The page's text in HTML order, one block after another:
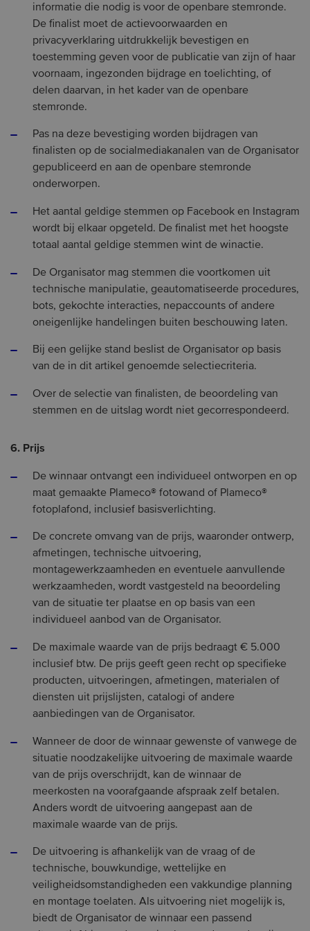
informatie die nodig is voor de openbare stemronde.
De finalist moet de actievoorwaarden en
privacyverklaring uitdrukkelijk bevestigen en
toestemming geven voor de publicatie van zijn of haar
voornaam, ingezonden bijdrage en toelichting, of
delen daarvan, in het kader van de openbare
stemronde.
Pas na deze bevestiging worden bijdragen van
finalisten op de socialmediakanalen van de Organisator
gepubliceerd en aan de openbare stemronde
onderworpen.
Het aantal geldige stemmen op Facebook en Instagram
wordt bij elkaar opgeteld. De finalist met het hoogste
totaal aantal geldige stemmen wint de winactie.
De Organisator mag stemmen die voortkomen uit
technische manipulatie, geautomatiseerde procedures,
bots, gekochte interacties, nepaccounts of andere
oneigenlijke handelingen buiten beschouwing laten.
Bij een gelijke stand beslist de Organisator op basis
van de in dit artikel genoemde selectiecriteria.
Over de selectie van finalisten, de beoordeling van
stemmen en de uitslag wordt niet gecorrespondeerd.
6. Prijs
De winnaar ontvangt een individueel ontworpen en op
maat gemaakte Plameco® fotowand of Plameco®
fotoplafond, inclusief basisverlichting.
De concrete omvang van de prijs, waaronder ontwerp,
afmetingen, technische uitvoering,
montagewerkzaamheden en eventuele aanvullende
werkzaamheden, wordt vastgesteld na beoordeling
van de situatie ter plaatse en op basis van een
individueel aanbod van de Organisator.
De maximale waarde van de prijs bedraagt € 5.000
inclusief btw. De prijs geeft geen recht op specifieke
producten, uitvoeringen, afmetingen, materialen of
diensten uit prijslijsten, catalogi of andere
aanbiedingen van de Organisator.
Wanneer de door de winnaar gewenste of vanwege de
situatie noodzakelijke uitvoering de maximale waarde
van de prijs overschrijdt, kan de winnaar de
meerkosten na voorafgaande afspraak zelf betalen.
Anders wordt de uitvoering aangepast aan de
maximale waarde van de prijs.
De uitvoering is afhankelijk van de vraag of de
technische, bouwkundige, wettelijke en
veiligheidsomstandigheden een vakkundige planning
en montage toelaten. Als uitvoering niet mogelijk is,
biedt de Organisator de winnaar een passend